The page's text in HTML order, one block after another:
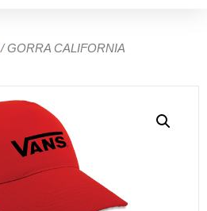
/ GORRA CALIFORNIA